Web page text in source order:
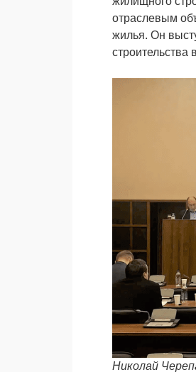
отраслевым
жилья. Он
Николай